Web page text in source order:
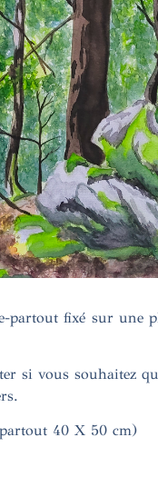
partout fixé sur une
si vous souhaitez
40 X 50 cm)